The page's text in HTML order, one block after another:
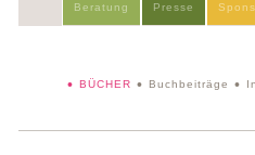
BÜCHER Buchbeiträge
Beratung Presse